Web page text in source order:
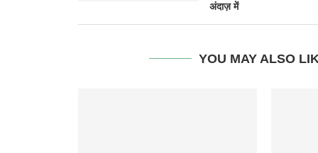
अंदाज़ में
YOU MAY ALSO